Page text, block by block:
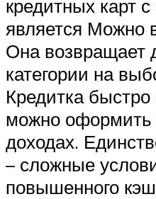
кредитных карт
является Можно
Она возвращает
категории на
Кредитка
можно оформить
доходах.
– сложные
повышенного